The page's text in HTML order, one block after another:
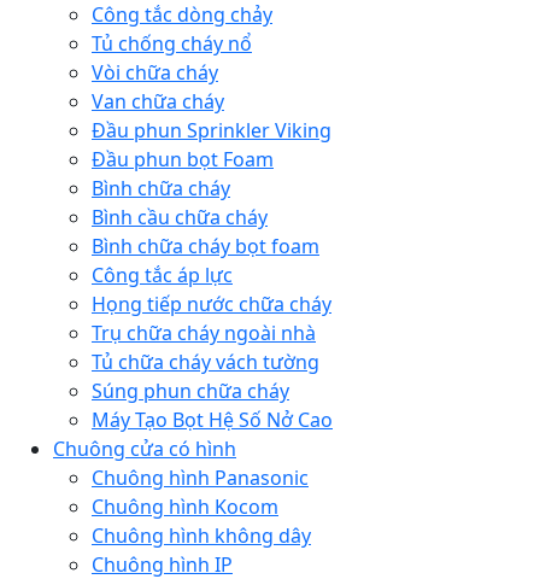
Công tắc dòng chảy
Tủ chống cháy nổ
Vòi chữa cháy
Van chữa cháy
Đầu phun Sprinkler Viking
Đầu phun bọt Foam
Bình chữa cháy
Bình cầu chữa cháy
Bình chữa cháy bọt foam
Công tắc áp lực
Họng tiếp nước chữa cháy
Trụ chữa cháy ngoài nhà
Tủ chữa cháy vách tường
Súng phun chữa cháy
Máy Tạo Bọt Hệ Số Nở Cao
Chuông cửa có hình
Chuông hình Panasonic
Chuông hình Kocom
Chuông hình không dây
Chuông hình IP